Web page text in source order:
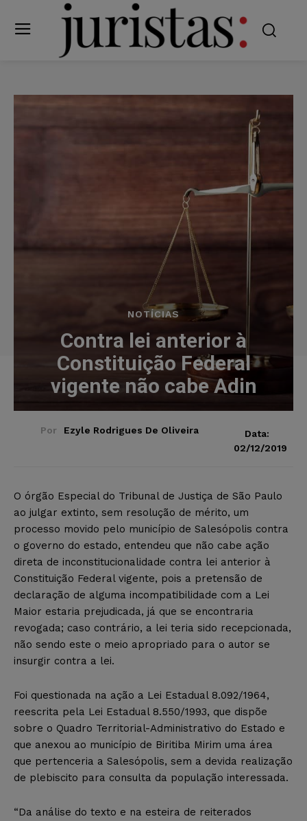
NOTÍCIAS
Contra lei anterior à
Constituição Federal
vigente não cabe Adin
Por Ezyle Rodrigues De Oliveira
Data:
02/12/2019
O órgão Especial do Tribunal de Justiça de São Paulo
ao julgar extinto, sem resolução de mérito, um
processo movido pelo município de Salesópolis contra
o governo do estado, entendeu que não cabe ação
direta de inconstitucionalidade contra lei anterior à
Constituição Federal vigente, pois a pretensão de
declaração de alguma incompatibilidade com a Lei
Maior estaria prejudicada, já que se encontraria
revogada; caso contrário, a lei teria sido recepcionada,
não sendo este o meio apropriado para o autor se
insurgir contra a lei.
Foi questionada na ação a Lei Estadual 8.092/1964,
reescrita pela Lei Estadual 8.550/1993, que dispõe
sobre o Quadro Territorial-Administrativo do Estado e
que anexou ao município de Biritiba Mirim uma área
que pertenceria a Salesópolis, sem a devida realização
de plebiscito para consulta da população interessada.
“Da análise do texto e na esteira de reiterados